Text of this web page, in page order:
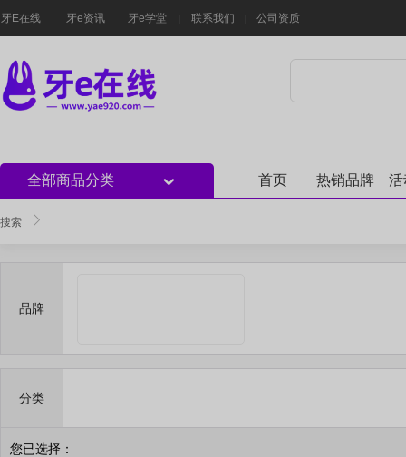
牙E在线 牙e资讯 牙e学堂 联系我们 公司资质
全部商品分类 首页 热销品牌 活
搜索
品牌
分类
您已选择：